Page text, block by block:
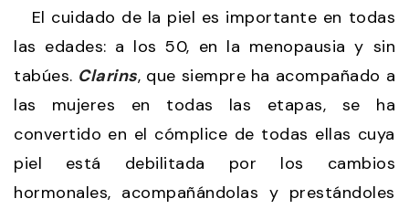
El cuidado de la piel es importante en todas
las edades: a los 50, en la menopausia y sin
tabúes. Clarins, que siempre ha acompañado a
las mujeres en todas las etapas, se ha
convertido en el cómplice de todas ellas cuya
piel está debilitada por los cambios
hormonales, acompañándolas y prestándoles